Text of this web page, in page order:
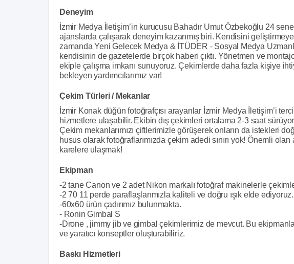
Deneyim
İzmir Medya İletişim’in kurucusu Bahadır Umut Özbekoğlu 24
ajanslarda çalışarak deneyim kazanmış biri. Kendisini
zamanda Yeni Gelecek Medya & İTÜDER - Sosyal Medya
kendisinin de gazetelerde birçok haberi çıktı. Yönetmen ve
ekiple çalışma imkanı sunuyoruz. Çekimlerde daha fazla kişiye
bekleyen yardımcılarımız var!
Çekim Türleri / Mekanlar
İzmir Konak düğün fotoğrafçısı arayanlar İzmir Medya İletişim’i
hizmetlere ulaşabilir. Ekibin dış çekimleri ortalama 2-3 saat
Çekim mekanlarımızı çiftlerimizle görüşerek onların da istekleri
husus olarak fotoğraflarımızda çekim adedi sınırı yok! Önemli
karelere ulaşmak!
Ekipman
-2 tane Canon ve 2 adet Nikon markalı fotoğraf makinelerle
-2 70 11 perde paraflaşlarımızla kaliteli ve doğru ışık elde ediyoruz.
-60x60 ürün çadırımız bulunmakta.
- Ronin Gimbal S
-Drone , jimmy jib ve gimbal çekimlerimiz de mevcut. Bu
ve yaratıcı konseptler oluşturabiliriz.
Baskı Hizmetleri